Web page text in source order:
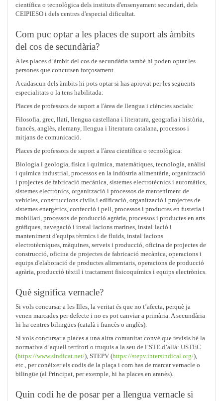
científica o tecnològica dels instituts d'ensenyament secundari, dels
CEIPIESO i dels centres d'especial dificultat.
Com puc optar a les places de suport als àmbits
del cos de secundària?
A les places d’àmbit del cos de secundària també hi poden optar les
persones que concursen forçosament.
A cadascun dels àmbits hi pots optar si has aprovat per les següents
especialitats o la tens habilitada:
Places de professors de suport a l'àrea de llengua i ciències socials:
Filosofia, grec, llatí, llengua castellana i literatura, geografia i història,
francès, anglès, alemany, llengua i literatura catalana, processos i
mitjans de comunicació.
Places de professors de suport a l'àrea científica o tecnològica:
Biologia i geologia, física i química, matemàtiques, tecnologia, anàlisi
i química industrial, processos en la indústria alimentària, organització
i projectes de fabricació mecànica, sistemes electrotècnics i automàtics,
sistemes electrònics, organització i processos de manteniment de
vehicles, construccions civils i edificació, organització i projectes de
sistemes energètics, confecció i pell, processos i productes en fusteria i
mobiliari, processos de producció agrària, processos i productes en arts
gràfiques, navegació i instal·lacions marines, instal·lació i
manteniment d'equips tèrmics i de fluids, instal·lacions
electrotècniques, màquines, serveis i producció, oficina de projectes de
construcció, oficina de projectes de fabricació mecànica, operacions i
equips d'elaboració de productes alimentaris, operacions de producció
agrària, producció tèxtil i tractament fisicoquímics i equips electrònics.
Què significa vernacle?
Si vols concursar a les Illes, la veritat és que no t’afecta, perquè ja
venen marcades per defecte i no es pot canviar a primària. A secundària
hi ha centres bilingües (català i francès o anglès).
Si vols concursar a places a una altra comunitat convé que revisis bé la
normativa d’aquell territori o truquis a la seu de l’STE d’allà: USTEC
(https://www.sindicat.net/), STEPV (https://stepv.intersindical.org/),
etc., per conèixer els codis de la plaça i com has de marcar vernacle o
bilingüe (al Principat, per exemple, hi ha places en aranès).
Quin codi he de posar per a llengua vernacle si